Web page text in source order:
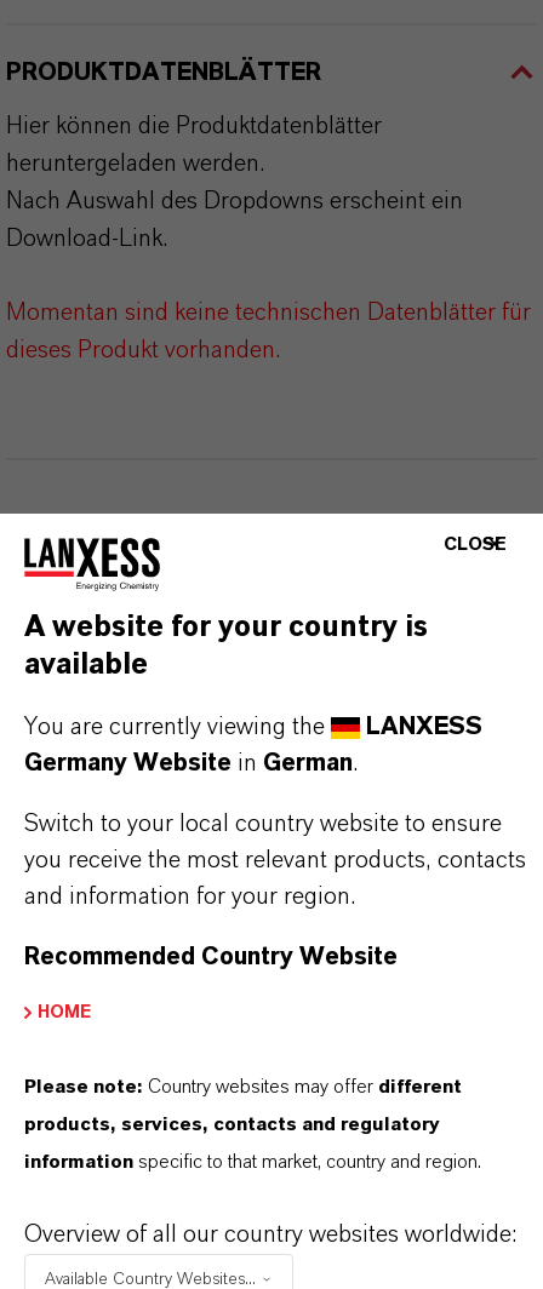
PRODUKTDATENBLÄTTER
Hier können die Produktdatenblätter
heruntergeladen werden.
Nach Auswahl des Dropdowns erscheint ein
Download-Link.
Momentan sind keine technischen Datenblätter für
dieses Produkt vorhanden.
DARUMLANXESS!
Als führendes Spezialchemieunternehmen bieten
wir weit mehr als nur hochwertige Produkte: Wir
partnerschaftliches Denken. Im Mittelpunkt
unseres Handelns stehen jedoch Sie: unsere
maßgeschneiderten Lösungen, globaler Präsenz
und einem tiefen Verständnis ihrer Märkte. Hier
finden Sie gleich elf überzeugende Gründe, warum
LANXESS der richtige Partner für Ihr Unternehmen
KUNDINNEN UND KUNDEN!
CLOSE
A website for your country is
available
You are currently viewing the
LANXESS
Germany Website in German.
Switch to your local country website to ensure
you receive the most relevant products, contacts
and information for your region.
Recommended Country Website
HOME
Please note: Country websites may offer different
products, services, contacts and regulatory
information specific to that market, country and region.
Overview of all our country websites worldwide:
Available Country Websites...